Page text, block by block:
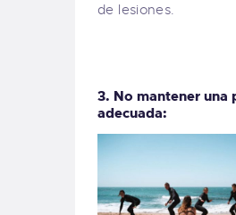
de lesiones.
3. No mantener una
adecuada: